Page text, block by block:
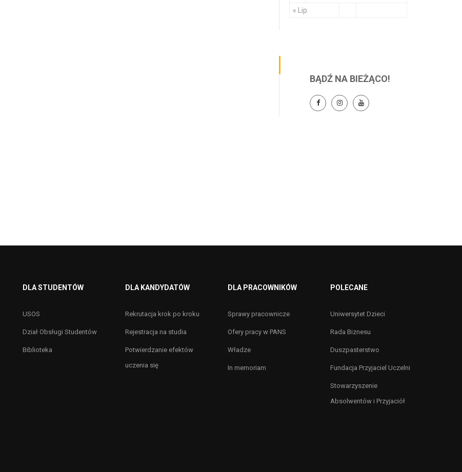
« Lip
BĄDŹ NA BIEŻĄCO!
DLA STUDENTÓW
USOS
Dział Obsługi Studentów
Biblioteka
DLA KANDYDATÓW
Rekrutacja krok po kroku
Rejestracja na studia
Potwierdzanie efektów
uczenia się
DLA PRACOWNIKÓW
Sprawy pracownicze
Ofery pracy w PANS
Władze
In memoriam
POLECANE
Uniwersytet Dzieci
Rada Biznesu
Duszpasterstwo
Fundacja Przyjaciel Uczelni
Stowarzyszenie
Absolwentów i Przyjaciół